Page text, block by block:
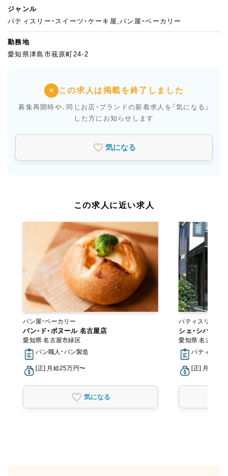
ジャンル
パティスリー・スイーツ・ケーキ屋,パン屋・ベーカリー
勤務地
愛知県津島市莪原町24-2
× この求人は掲載を終了しました
募集再開時や、同じお店・ブランドの新着求人を 「気になる」
した方にお知らせします
気になる
この求人に近い求人
パン屋・ベーカリー
パン・ド・ボヌール 名古屋店
愛知県 名古屋市緑区
パン職人・パン製造
[正] 月給25万円〜
気になる
パティスリー・ス
シェ・シバタ 名
愛知県 名古屋市
パティシエ
[正] 月給20